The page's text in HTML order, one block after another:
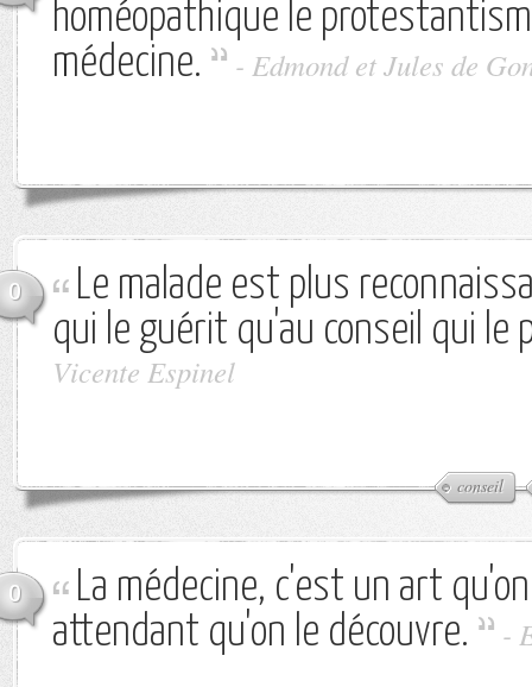
homéopathique le
médecine.
- Edmond et Jules de
0
Le malade est plus
qui le guérit qu'au conseil qui le
Vicente Espinel
conseil
0
La médecine, c'est un art
attendant qu'on le découvre.
-